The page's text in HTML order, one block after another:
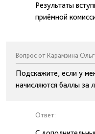
Результаты
приёмной
Вопрос от Карамзина
Подскажите, если у
начисляются баллы за
Ответ: